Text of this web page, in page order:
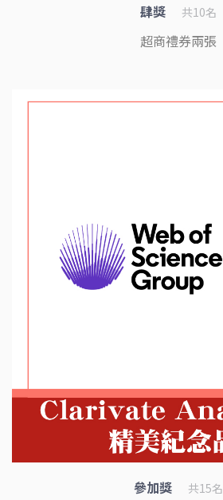
肆獎 共10名
超商禮券兩張
參加獎 共15名